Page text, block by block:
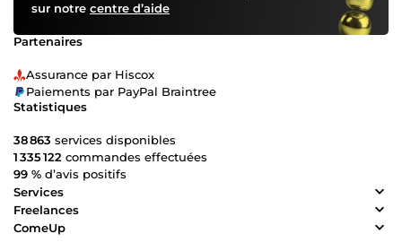
sur notre centre d’aide
Partenaires
Assurance par Hiscox
Paiements par PayPal Braintree
Statistiques
38 863 services disponibles
1 335 122 commandes effectuées
99 % d’avis positifs
Services
Freelances
ComeUp